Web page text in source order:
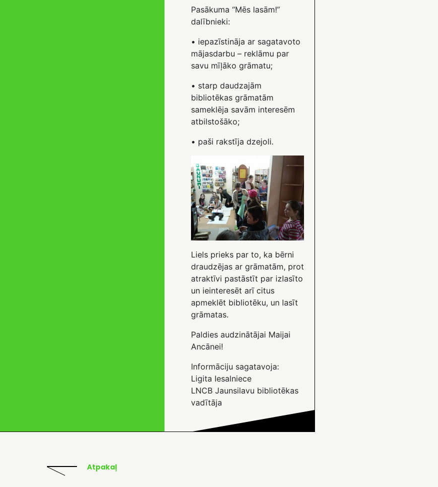
Pasākuma “Mēs lasām!”
dalībnieki:
• iepazīstināja ar sagatavoto
mājasdarbu – reklāmu par
savu mīļāko grāmatu;
• starp daudzajām
bibliotēkas grāmatām
sameklēja savām interesēm
atbilstošāko;
• paši rakstīja dzejoli.
Liels prieks par to, ka bērni
draudzējas ar grāmatām, prot
atraktīvi pastāstīt par izlasīto
un ieinteresēt arī citus
apmeklēt bibliotēku, un lasīt
grāmatas.
Paldies audzinātājai Maijai
Ancānei!
Informāciju sagatavoja:
Ligita Iesalniece
LNCB Jaunsilavu bibliotēkas
vadītāja
Atpakaļ